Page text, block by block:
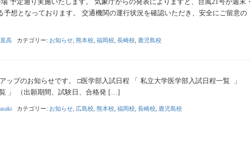
予定通り実施いたします。 気象庁からの発表によりますと、台風21号が週末・
予想となっております。 交通機関の運行状況を確認いただき、安全にご留意の
高 カテゴリー: お知らせ, 熊本校, 福岡校, 長崎校, 鹿児島校
ップのお知らせです。 □医学部入試日程 「 私立大学医学部入試日程一覧 」
」 （出願期間、試験日、合格発 […]
カテゴリー: お知らせ 広島校 熊本校 福岡校 長崎校 鹿児島校